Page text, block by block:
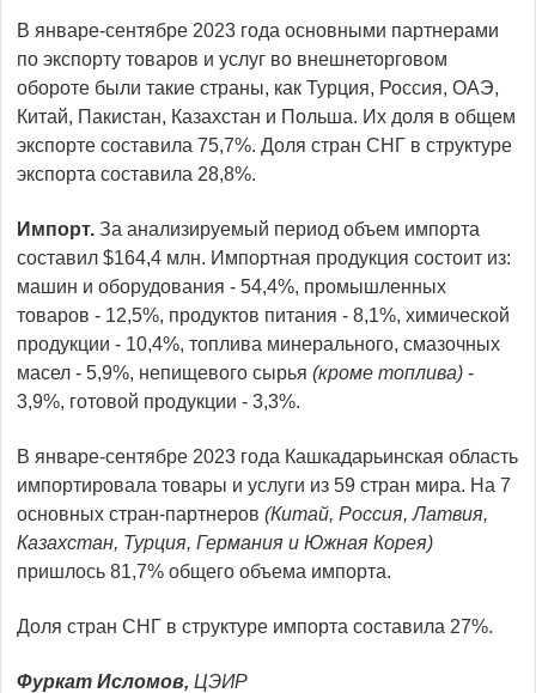
В январе-сентябре 2023 года основными партнерами
по экспорту товаров и услуг во внешнеторговом
обороте были такие страны, как Турция, Россия, ОАЭ,
Китай, Пакистан, Казахстан и Польша. Их доля в общем
экспорте составила 75,7%. Доля стран СНГ в структуре
экспорта составила 28,8%.
Импорт. За анализируемый период объем импорта
составил $164,4 млн. Импортная продукция состоит из:
машин и оборудования - 54,4%, промышленных
товаров - 12,5%, продуктов питания - 8,1%, химической
продукции - 10,4%, топлива минерального, смазочных
масел - 5,9%, непищевого сырья (кроме топлива) -
3,9%, готовой продукции - 3,3%.
В январе-сентябре 2023 года Кашкадарьинская область
импортировала товары и услуги из 59 стран мира. На 7
основных стран-партнеров (Китай, Россия, Латвия,
Казахстан, Турция, Германия и Южная Корея)
пришлось 81,7% общего объема импорта.
Доля стран СНГ в структуре импорта составила 27%.
Фуркат Исломов, ЦЭИР